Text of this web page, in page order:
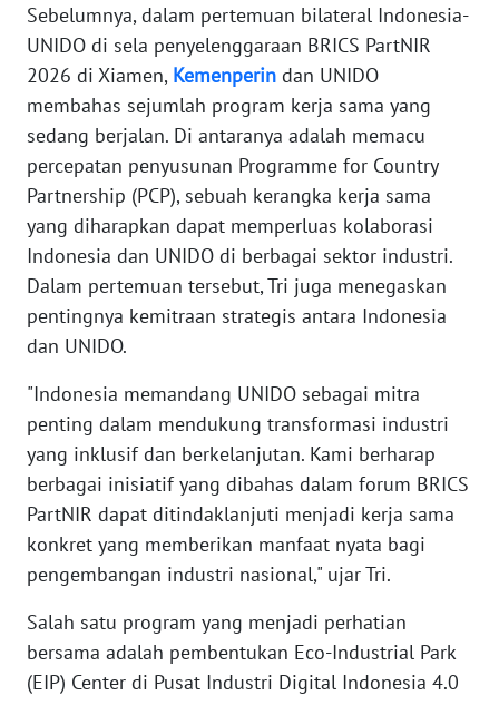
Sebelumnya, dalam pertemuan bilateral Indonesia-
UNIDO di sela penyelenggaraan BRICS PartNIR
2026 di Xiamen, Kemenperin dan UNIDO
membahas sejumlah program kerja sama yang
sedang berjalan. Di antaranya adalah memacu
percepatan penyusunan Programme for Country
Partnership (PCP), sebuah kerangka kerja sama
yang diharapkan dapat memperluas kolaborasi
Indonesia dan UNIDO di berbagai sektor industri.
Dalam pertemuan tersebut, Tri juga menegaskan
pentingnya kemitraan strategis antara Indonesia
dan UNIDO.
"Indonesia memandang UNIDO sebagai mitra
penting dalam mendukung transformasi industri
yang inklusif dan berkelanjutan. Kami berharap
berbagai inisiatif yang dibahas dalam forum BRICS
PartNIR dapat ditindaklanjuti menjadi kerja sama
konkret yang memberikan manfaat nyata bagi
pengembangan industri nasional," ujar Tri.
Salah satu program yang menjadi perhatian
bersama adalah pembentukan Eco-Industrial Park
(EIP) Center di Pusat Industri Digital Indonesia 4.0
WN
RIAU
WN
SERAMBI
WN
JAMBI
SULTRA
WN
WN
SULTENG
WN
SULBAR
BABEL
WN